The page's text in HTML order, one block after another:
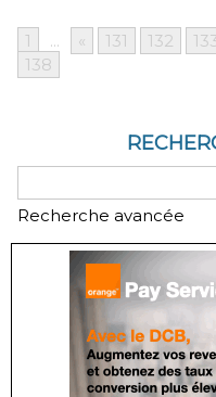
1 ... « 131 132
138
Recherche avancée